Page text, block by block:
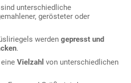
unterschiedliche
gerösteter oder
werden gepresst und
.
Vielzahl von unterschiedlichen